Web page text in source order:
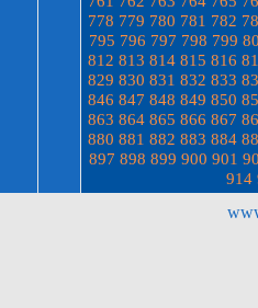
778 779 780 781 782
795 796 797 798 799
812 813 814 815 816
829 830 831 832 833
846 847 848 849 850
863 864 865 866 867
880 881 882 883 884
897 898 899 900 901
914